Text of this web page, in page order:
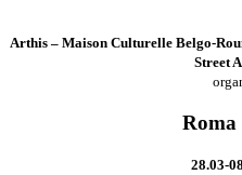
Arthis – Maison Culturelle Belgo-
Street
28.03-